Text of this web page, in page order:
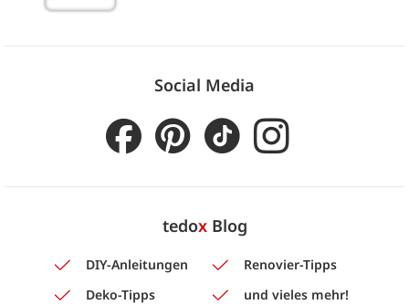
Social Media
tedoxBlog
DIY-Anleitungen
Renovier-Tipps
Deko-Tipps
und vieles mehr!